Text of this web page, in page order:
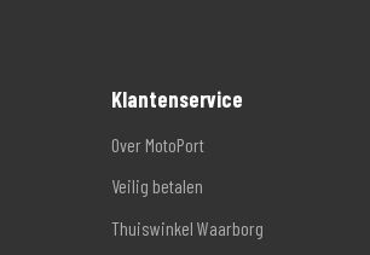
Klantenservice
Over MotoPort
Veilig betalen
Thuiswinkel Waarborg